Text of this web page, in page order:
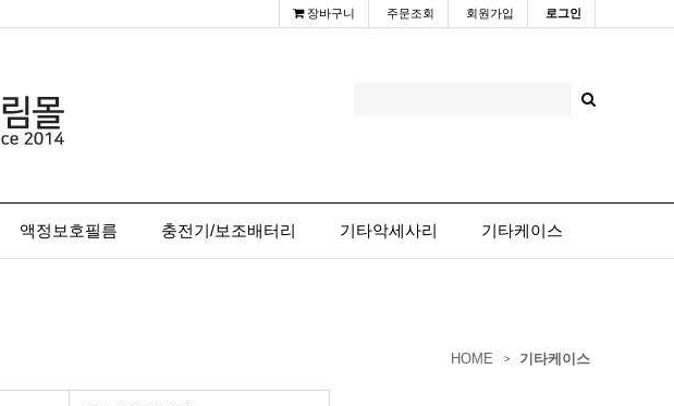
장바구니 주문조회 회원가입 로그인
액정보호필름 충전기/보조배터리 기타악세사리 기타케이스
HOME 기타케이스